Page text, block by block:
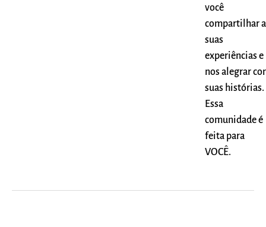
você
compartilhar
suas
experiências e
nos alegrar
suas histórias.
Essa
comunidade é
feita para
VOCÊ.